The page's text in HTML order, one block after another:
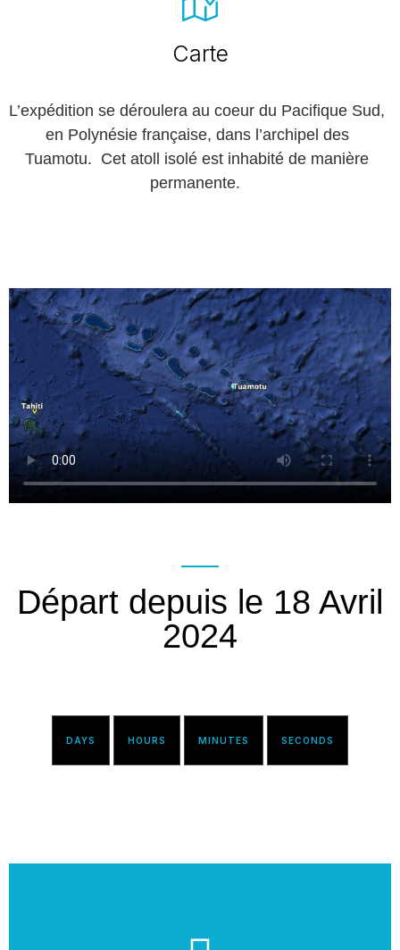
Carte
L’expédition se déroulera au coeur du Pacifique Sud,
en Polynésie française, dans l’archipel des
Tuamotu. Cet atoll isolé est inhabité de manière
permanente.
Départ depuis le 18 Avril
2024
DAYS HOURS MINUTES SECONDS